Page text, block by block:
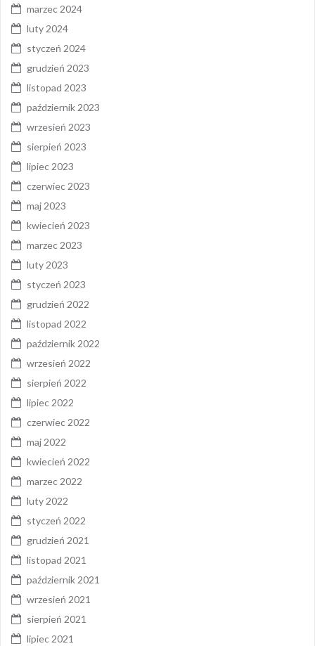
marzec 2024
luty 2024
styczeń 2024
grudzień 2023
listopad 2023
październik 2023
wrzesień 2023
sierpień 2023
lipiec 2023
czerwiec 2023
maj 2023
kwiecień 2023
marzec 2023
luty 2023
styczeń 2023
grudzień 2022
listopad 2022
październik 2022
wrzesień 2022
sierpień 2022
lipiec 2022
czerwiec 2022
maj 2022
kwiecień 2022
marzec 2022
luty 2022
styczeń 2022
grudzień 2021
listopad 2021
październik 2021
wrzesień 2021
sierpień 2021
lipiec 2021